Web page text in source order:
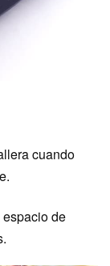
cuando
de